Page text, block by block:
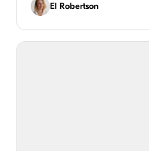
El Robertson